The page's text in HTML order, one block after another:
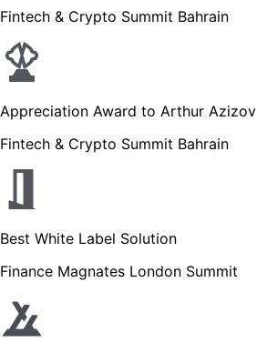
Fintech & Crypto Summit Bahrain
Appreciation Award to Arthur Azizov
Fintech & Crypto Summit Bahrain
Best White Label Solution
Finance Magnates London Summit